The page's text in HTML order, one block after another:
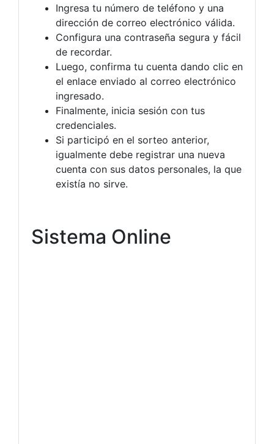
Ingresa tu número de teléfono y una
dirección de correo electrónico válida.
Configura una contraseña segura y fácil
de recordar.
Luego, confirma tu cuenta dando clic en
el enlace enviado al correo electrónico
ingresado.
Finalmente, inicia sesión con tus
credenciales.
Si participó en el sorteo anterior,
igualmente debe registrar una nueva
cuenta con sus datos personales, la que
existía no sirve.
Sistema Online